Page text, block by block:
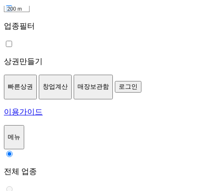
200 m
업종필터
상권만들기
빠른상권 창업계산 매장보관함 로그인
이용가이드
메뉴
전체 업종